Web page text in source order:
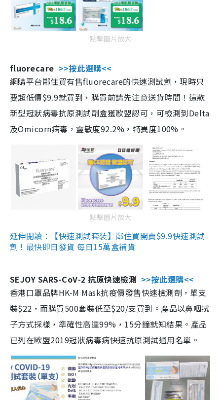
點擊圖片放大
fluorecare >>按此選購<<
網購平台鄰住買有售fluorecare的快速測試劑，現時只
要超低價$9.9就買到，購買前請先注意送貨時間！這款
新型冠狀病毒抗原測試劑盒獲歐盟認可，可檢測到Delta
及Omicorn病毒，靈敏度92.2%，特異度100%。
點擊圖片放大
延伸閱讀：【快速測試套裝】鄰住買開賣$9.9快速測試
劑！最快即日發貨 每日15萬盒補貨
SEJOY SARS-CoV-2 抗原快速檢測 >>按此選購<<
香港口罩品牌HK-M Mask抗疫價發售快速檢測劑，單支
裝$22，而購買500套裝低至$20/支買到。產品以鼻咽拭
子方式採樣，準確性高達99%，15分鐘就知結果。產品
已列在歐盟2019冠狀病毒病快速抗原測試通用名單。